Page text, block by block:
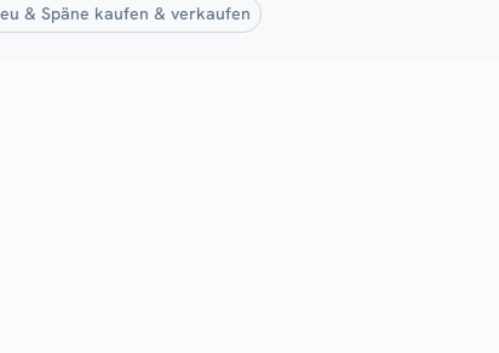
& Späne kaufen & verkaufen